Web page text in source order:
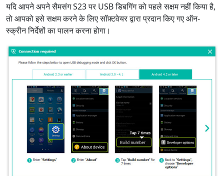
यदि आपने अपने सैमसंग S23 पर USB डिबगिंग को पहले सक्षम नहीं किया है,
तो आपको इसे सक्षम करने के लिए सॉफ़्टवेयर द्वारा प्रदान किए गए ऑन-
स्क्रीन निर्देशों का पालन करना होगा।